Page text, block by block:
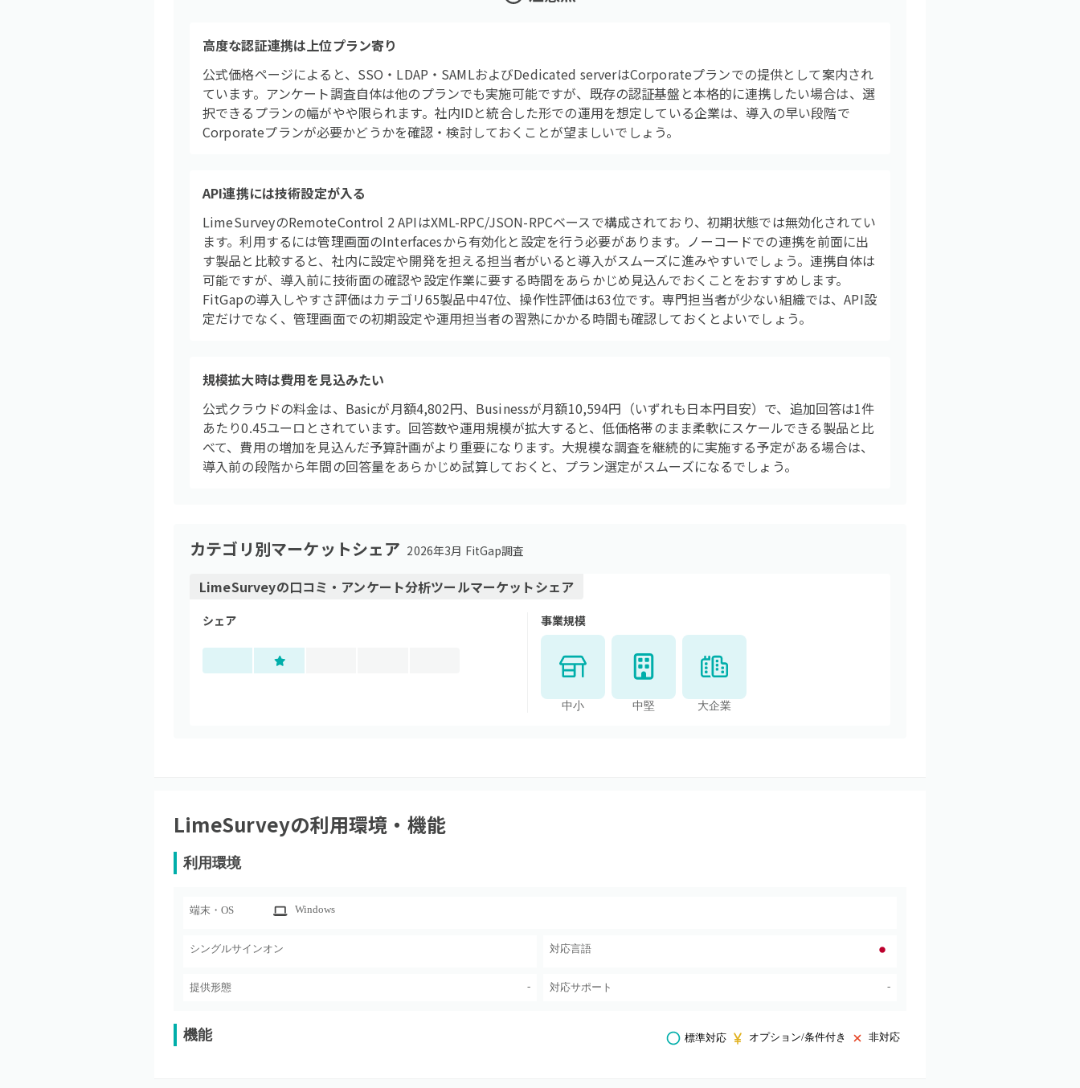
高度な認証連携は上位プラン寄り
公式価格ページによると、SSO・LDAP・SAMLおよびDedicated serverはCorporateプランでの提供として案内され
ています。アンケート調査自体は他のプランでも実施可能ですが、既存の認証基盤と本格的に連携したい場合は、選
択できるプランの幅がやや限られます。社内IDと統合した形での運用を想定している企業は、導入の早い段階で
Corporateプランが必要かどうかを確認・検討しておくことが望ましいでしょう。
API連携には技術設定が入る
LimeSurveyのRemoteControl 2 APIはXML-RPC/JSON-RPCベースで構成されており、初期状態では無効化されてい
ます。利用するには管理画面のInterfacesから有効化と設定を行う必要があります。ノーコードでの連携を前面に出
す製品と比較すると、社内に設定や開発を担える担当者がいると導入がスムーズに進みやすいでしょう。連携自体は
可能ですが、導入前に技術面の確認や設定作業に要する時間をあらかじめ見込んでおくことをおすすめします。
FitGapの導入しやすさ評価はカテゴリ65製品中47位、操作性評価は63位です。専門担当者が少ない組織では、API設
定だけでなく、管理画面での初期設定や運用担当者の習熟にかかる時間も確認しておくとよいでしょう。
規模拡大時は費用を見込みたい
公式クラウドの料金は、Basicが月額4,802円、Businessが月額10,594円（いずれも日本円目安）で、追加回答は1件
あたり0.45ユーロとされています。回答数や運用規模が拡大すると、低価格帯のまま柔軟にスケールできる製品と比
べて、費用の増加を見込んだ予算計画がより重要になります。大規模な調査を継続的に実施する予定がある場合は、
導入前の段階から年間の回答量をあらかじめ試算しておくと、プラン選定がスムーズになるでしょう。
カテゴリ別マーケットシェア 2026年3月 FitGap調査
LimeSurveyの口コミ・アンケート分析ツールマーケットシェア
シェア 事業規模
中小 中堅 大企業
LimeSurveyの利用環境・機能
利用環境
端末・OS Windows
シングルサインオン 対応言語
提供形態 - 対応サポート -
機能 標準対応 オプション/条件付き 非対応